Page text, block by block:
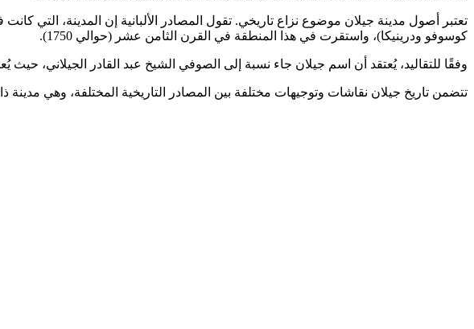
تعتبر أصول مدينة جيلان موضوع نزاع تاريخي. تقول المصادر الألبانية إن المدينة،
كوسوفو ودرينيكا)، واستقرت في هذا المنطقة في القرن الثامن عشر (حوالي 1750).
وفقًا للتقاليد، يُعتقد أن اسم جيلان جاء نسبة إلى الصوفي الشيخ عبد القادر الجيلاني،
تتضمن تاريخ جيلان نقاشات وتوجيهات مختلفة بين المصادر التاريخية المختلفة، وهي